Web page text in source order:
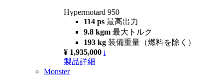
Hypermotard 950
114 ps 最高出力
9.8 kgm 最大トルク
193 kg 装備重量（燃料を除く）
¥ 1,935,000 i
製品詳細
Monster